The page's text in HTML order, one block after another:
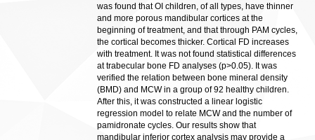
was found that OI children, of all types, have thinner
and more porous mandibular cortices at the
beginning of treatment, and that through PAM cycles,
the cortical becomes thicker. Cortical FD increases
with treatment. It was not found statistical differences
at trabecular bone FD analyses (p>0.05). It was
verified the relation between bone mineral density
(BMD) and MCW in a group of 92 healthy children.
After this, it was constructed a linear logistic
regression model to relate MCW and the number of
pamidronate cycles. Our results show that
mandibular inferior cortex analysis may provide a